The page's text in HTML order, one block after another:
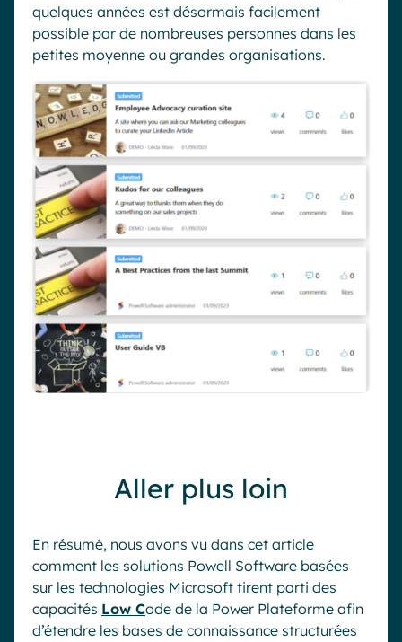
quelques années est désormais facilement
possible par de nombreuses personnes dans les
petites moyenne ou grandes organisations.
Aller plus loin
En résumé, nous avons vu dans cet article
comment les solutions Powell Software basées
sur les technologies Microsoft tirent parti des
capacités Low Code de la Power Plateforme afin
d’étendre les bases de connaissance structurées